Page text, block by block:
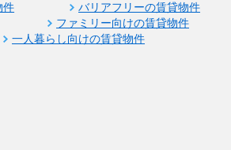
件
バリアフリーの賃貸物件
ファミリー向けの賃貸物件
一人暮らし向けの賃貸物件